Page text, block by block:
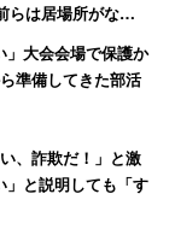
する
ンディションや
論理的な根拠を
ームワークを活
らは居場所がなく
激怒した男性、社
退職【後編】
」大会会場で保護か
準備してきた部活
、詐欺だ！」と激
と説明しても「す